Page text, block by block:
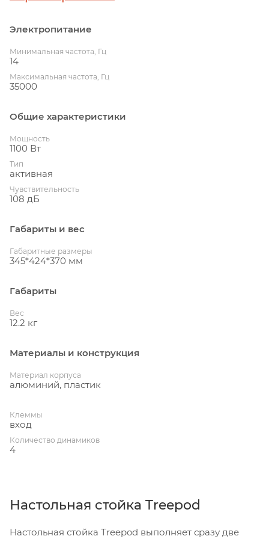
Электропитание
Минимальная частота, Гц
14
Максимальная частота, Гц
35000
Общие характеристики
Мощность
1100 Вт
Тип
активная
Чувствительность
108 дБ
Габариты и вес
Габаритные размеры
345*424*370 мм
Габариты
Вес
12.2 кг
Материалы и конструкция
Материал корпуса
алюминий, пластик
Клеммы
вход
Количество динамиков
4
Настольная стойка Treepod
Настольная стойка Treepod выполняет сразу две